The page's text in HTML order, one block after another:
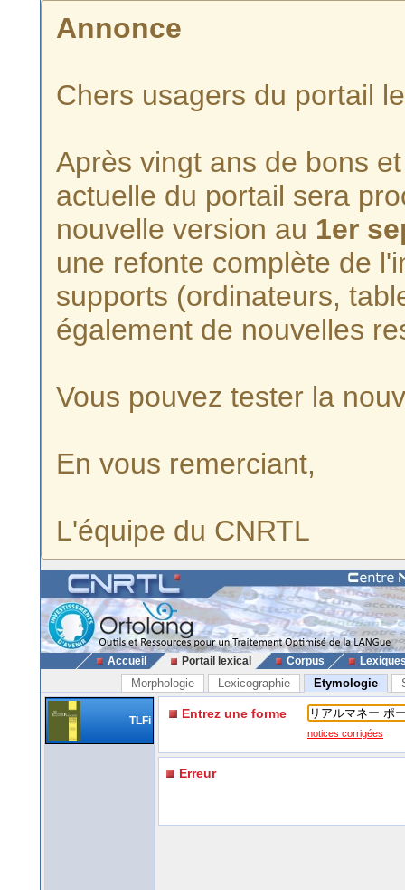
Annonce
Chers usagers du portail
Après vingt ans de bons
actuelle du portail sera
nouvelle version au 1er
une refonte complète de
supports (ordinateurs,
également de nouvelles
Vous pouvez tester la
En vous remerciant,
L'équipe du CNRTL
Accueil Portail lexical Corpus
Morphologie Lexicographie Etymologie
TLFi Entrez une forme
notices corrigées
Erreur